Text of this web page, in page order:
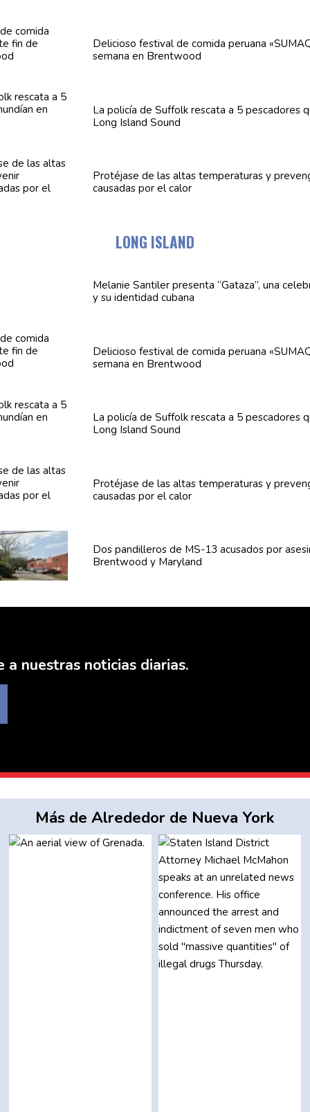
Delicioso festival de comida peruana
semana en Brentwood
La policía de Suffolk rescata a 5 pescadores
Long Island Sound
Protéjase de las altas temperaturasy
causadas por el calor
LONG ISLAND
Melanie Santiler presenta “Gataza”, una
y su identidad cubana
Delicioso festival de comida peruana
semana en Brentwood
La policía de Suffolk rescata a 5 pescadores
Long Island Sound
Protéjase de las altas temperaturasy
causadas por el calor
Dos pandillerosde MS-13 acusados por
Brentwood y Maryland
a nuestras noticias diarias.
Más de Alrededor de Nueva York